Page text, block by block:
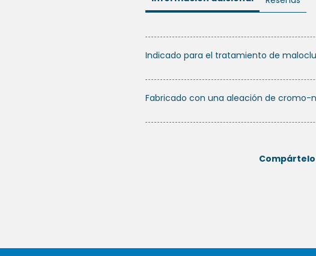
Indicado para el tratamiento de
Fabricado con una aleación de cromo-
Compártelo